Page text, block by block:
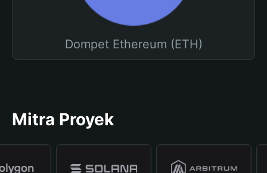
Dompet Ethereum (ETH)
Mitra Proyek